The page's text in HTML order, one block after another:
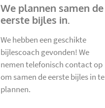
We plannen samen de
eerste bijles in.
We hebben een geschikte
bijlescoach gevonden! We
nemen telefonisch contact op
om samen de eerste bijles in te
plannen.